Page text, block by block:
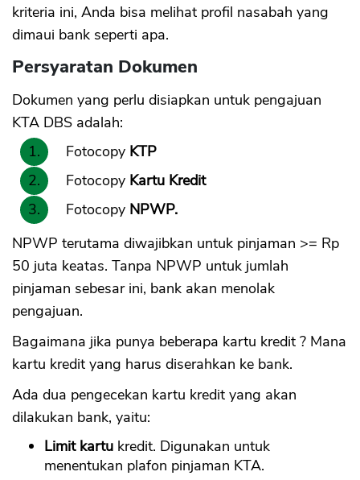
kriteria ini, Anda bisa melihat profil nasabah yang
dimaui bank seperti apa.
Persyaratan Dokumen
Dokumen yang perlu disiapkan untuk pengajuan
KTA DBS adalah:
Fotocopy KTP
Fotocopy Kartu Kredit
Fotocopy NPWP.
NPWP terutama diwajibkan untuk pinjaman >= Rp
50 juta keatas. Tanpa NPWP untuk jumlah
pinjaman sebesar ini, bank akan menolak
pengajuan.
Bagaimana jika punya beberapa kartu kredit ? Mana
kartu kredit yang harus diserahkan ke bank.
Ada dua pengecekan kartu kredit yang akan
dilakukan bank, yaitu:
Limit kartu kredit. Digunakan untuk
menentukan plafon pinjaman KTA.